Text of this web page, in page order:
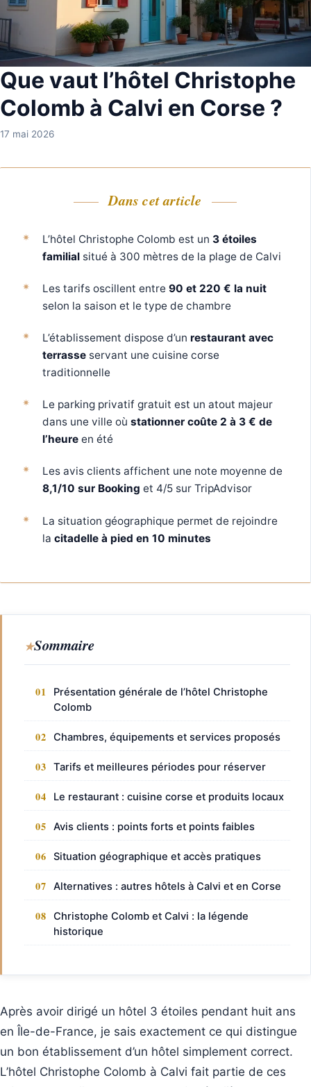
Que vaut l’hôtel Christophe
Colomb à Calvi en Corse ?
17 mai 2026
Dans cet article
L’hôtel Christophe Colomb est un 3 étoiles
familialsitué à 300 mètres de la plage de Calvi
Les tarifs oscillent entre 90 et 220 € la nuit
selon la saison et le type de chambre
L’établissement dispose d’un restaurant avec
terrasseservant une cuisine corse
traditionnelle
Le parking privatif gratuit est un atout majeur
dans une ville où stationner coûte 2 à 3 € de
l’heureen été
Les avis clients affichent une note moyenne de
8,1/10 sur Booking et 4/5 sur TripAdvisor
La situation géographique permet de rejoindre
la citadelle à pied en 10 minutes
Sommaire
Présentation générale de l’hôtel Christophe
Colomb
Chambres, équipements et services proposés
Tarifs et meilleures périodes pour réserver
Le restaurant : cuisine corse et produits locaux
Avis clients : points forts et points faibles
Situation géographique et accès pratiques
Alternatives : autres hôtels à Calvi et en Corse
Christophe Colomb et Calvi : la légende
historique
Après avoir dirigé un hôtel 3 étoiles pendant huit ans
en Île-de-France, je sais exactement ce qui distingue
un bon établissement d’un hôtel simplement correct.
L’hôtel Christophe Colomb à Calvi fait partie de ces